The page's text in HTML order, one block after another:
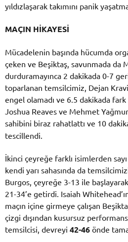
yıldızlaşarak takımını panik
MAÇIN HİKAYESİ
Mücadelenin başında hücumda
çeken ve Beşiktaş, savunmada da
durduramayınca 2 dakikada 0-7
toparlanan temsilcimiz, Dejan
engel olamadı ve 6.5 dakikada fark
Joshua Reaves ve Mehmet
sahibini biraz rahatlattı ve 10
tescillendi.
İkinci çeyreğe farklı isimlerden sayı
kendi yarı sahasında da
Burgos, çeyreğe 3-13 ile
21-34’e getirdi. Isaiah
maçın içine girmeye çalışan
çizgi dışından kusursuz
temsilcisi, devreyi 42-46 önde